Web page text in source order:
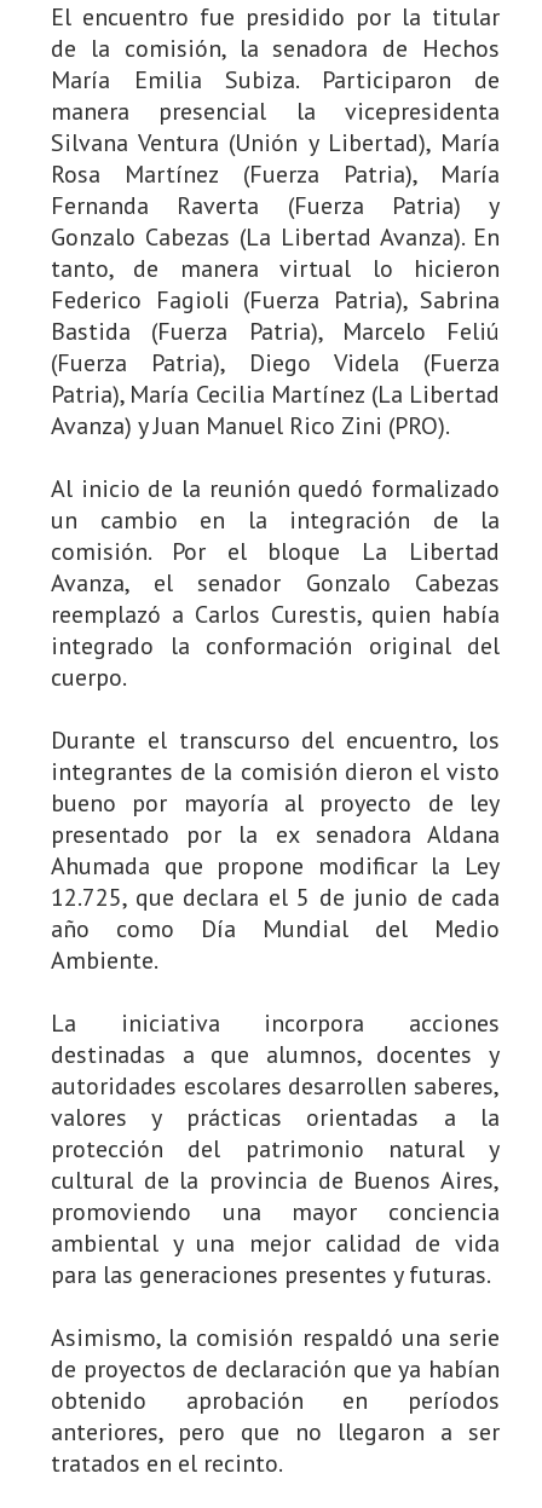
El encuentro fue presidido por la titular
de la comisión, la senadora de Hechos
María Emilia Subiza. Participaron de
manera presencial la vicepresidenta
Silvana Ventura (Unión y Libertad), María
Rosa Martínez (Fuerza Patria), María
Fernanda Raverta (Fuerza Patria) y
Gonzalo Cabezas (La Libertad Avanza). En
tanto, de manera virtual lo hicieron
Federico Fagioli (Fuerza Patria), Sabrina
Bastida (Fuerza Patria), Marcelo Feliú
(Fuerza Patria), Diego Videla (Fuerza
Patria), María Cecilia Martínez (La Libertad
Avanza) y Juan Manuel Rico Zini (PRO).
Al inicio de la reunión quedó formalizado
un cambio en la integración de la
comisión. Por el bloque La Libertad
Avanza, el senador Gonzalo Cabezas
reemplazó a Carlos Curestis, quien había
integrado la conformación original del
cuerpo.
Durante el transcurso del encuentro, los
integrantes de la comisión dieron el visto
bueno por mayoría al proyecto de ley
presentado por la ex senadora Aldana
Ahumada que propone modificar la Ley
12.725, que declara el 5 de junio de cada
año como Día Mundial del Medio
Ambiente.
La iniciativa incorpora acciones
destinadas a que alumnos, docentes y
autoridades escolares desarrollen saberes,
valores y prácticas orientadas a la
protección del patrimonio natural y
cultural de la provincia de Buenos Aires,
promoviendo una mayor conciencia
ambiental y una mejor calidad de vida
para las generaciones presentes y futuras.
Asimismo, la comisión respaldó una serie
de proyectos de declaración que ya habían
obtenido aprobación en períodos
anteriores, pero que no llegaron a ser
tratados en el recinto.